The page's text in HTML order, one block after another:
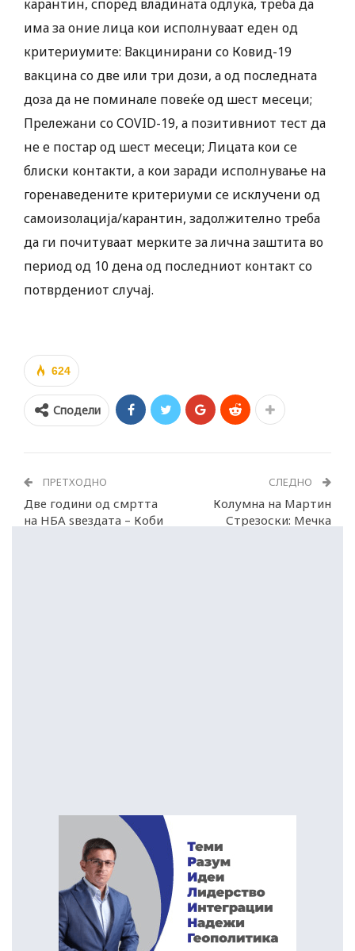
карантин, според владината одлука, треба да
има за оние лица кои исполнуваат еден од
критериумите: Вакцинирани со Ковид-19
вакцина со две или три дози, а од последната
доза да не поминале повеќе од шест месеци;
Прележани со COVID-19, а позитивниот тест да
не е постар од шест месеци; Лицата кои се
блиски контакти, а кои заради исполнување на
горенаведените критериуми се исклучени од
самоизолација/карантин, задолжително треба
да ги почитуваат мерките за лична заштита во
период од 10 дена од последниот контакт со
потврдениот случај.
624
Сподели
ПРЕТХОДНО
Две години од смртта
на НБА ѕвездата – Коби
СЛЕДНО
Колумна на Мартин
Стрезоски: Мечка